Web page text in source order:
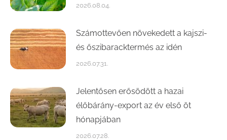
2026.08.04.
Számottevően növekedett a kajszi-
és őszibaracktermés az idén
2026.07.31.
Jelentősen erősödött a hazai
élőbárány-export az év első öt
hónapjában
2026.07.28.